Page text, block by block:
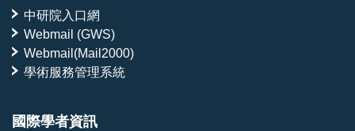
中研院入口網
Webmail (GWS)
Webmail(Mail2000)
學術服務管理系統
國際學者資訊